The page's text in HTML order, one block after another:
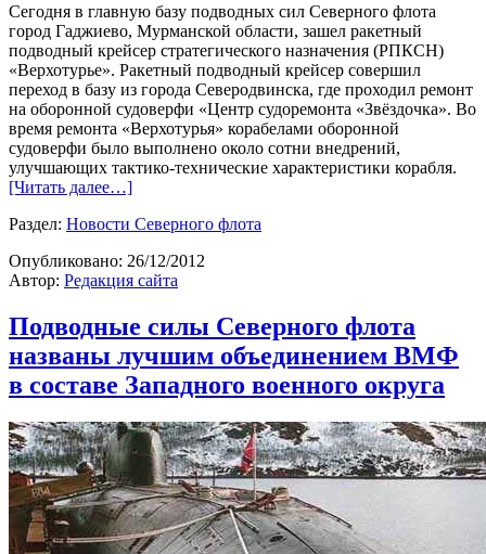
Сегодня в главную базу подводных сил Северного флота
город Гаджиево, Мурманской области, зашел ракетный
подводный крейсер стратегического назначения (РПКСН)
«Верхотурье». Ракетный подводный крейсер совершил
переход в базу из города Северодвинска, где проходил ремонт
на оборонной судоверфи «Центр судоремонта «Звёздочка». Во
время ремонта «Верхотурья» корабелами оборонной
судоверфи было выполнено около сотни внедрений,
улучшающих тактико-технические характеристики корабля.
[Читать далее…]
Раздел: Новости Северного флота
Опубликовано: 26/12/2012
Автор: Редакция сайта
Подводные силы Северного флота
названы лучшим объединением ВМФ
в составе Западного военного округа